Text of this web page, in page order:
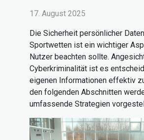
17. August 2025
Die Sicherheit persönlicher
Sportwetten ist ein wichtiger
Nutzer beachten sollte.
Cyberkriminalität ist es
eigenen Informationen effektiv
den folgenden Abschnitten
umfassende Strategien